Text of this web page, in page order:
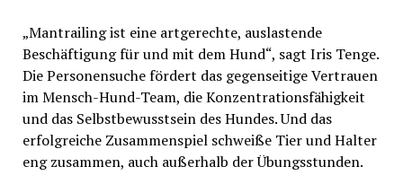
„Mantrailing ist eine artgerechte, auslastende
Beschäftigung für und mit dem Hund“, sagt Iris Tenge.
Die Personensuche fördert das gegenseitige Vertrauen
im Mensch-Hund-Team, die Konzentrationsfähigkeit
und das Selbstbewusstsein des Hundes. Und das
erfolgreiche Zusammenspiel schweiße Tier und Halter
eng zusammen, auch außerhalb der Übungsstunden.